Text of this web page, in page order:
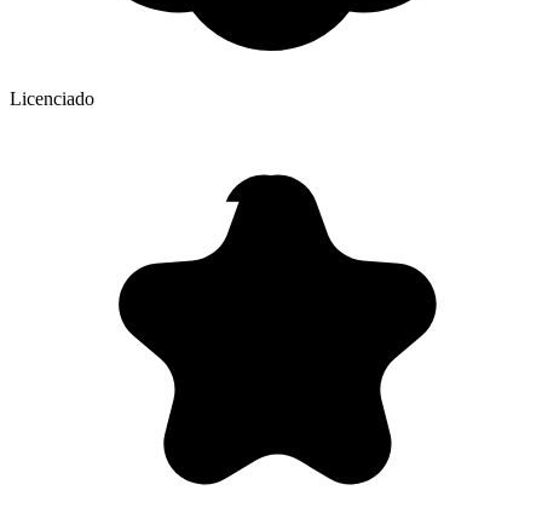
Licenciado